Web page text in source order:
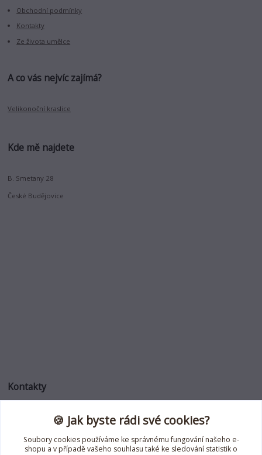
Obchodní podmínky
Kontakty
Ze života umělce
A co vás nejvíc zajímá?
Velikonoční kraslice
Kde mě najdete
B. Smetany 28
České Budějovice
Kontakty
Jana Roselli
+420 739 353 708
(Po-Pá, 8-18 hod.)
🍪 Jak byste rádi své cookies?
Soubory cookies používáme ke správnému fungování našeho e-
shopu a v případě vašeho souhlasu také ke sledování statistik o